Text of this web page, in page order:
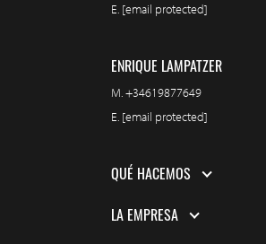
E. [email protected]
ENRIQUE LAMPATZER
M.+34619877649
E. [email protected]
QUÉ HACEMOS
LA EMPRESA